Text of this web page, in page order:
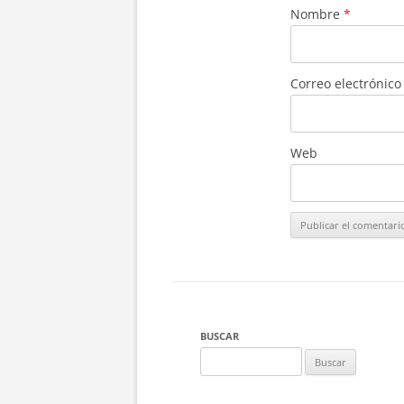
Nombre *
Correo electrónico
Web
BUSCAR